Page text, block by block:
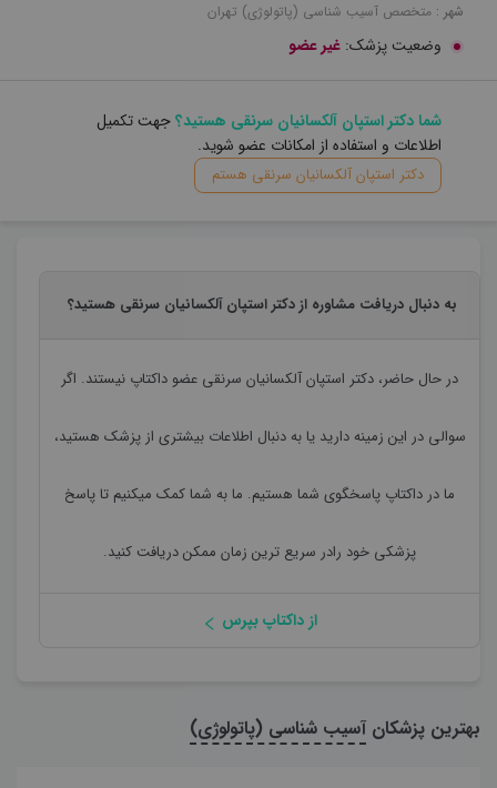
شهر : متخصص آسیب شناسی (پاتولوژی) تهران
وضعیت پزشک: غیر عضو
شما دکتر استپان آلکسانیان سرنقی هستید؟جهت تکمیل
اطلاعات و استفاده از امکانات عضو شوید.
دکتر استپان آلکسانیان سرنقی هستم
به دنبال دریافت مشاوره از دکتر استپان آلکسانیان سرنقی هستید؟
در حال حاضر، دکتر استپان آلکسانیان سرنقی عضو داکتاپ نیستند. اگر
سوالی در این زمینه دارید یا به دنبال اطلاعات بیشتری از پزشک هستید،
ما در داکتاپ پاسخگوی شما هستیم. ما به شما کمک میکنیم تا پاسخ
پزشکی خود رادر سریع ترین زمان ممکن دریافت کنید.
از داکتاپ بپرس
بهترین پزشکان آسیب شناسی (پاتولوژی)